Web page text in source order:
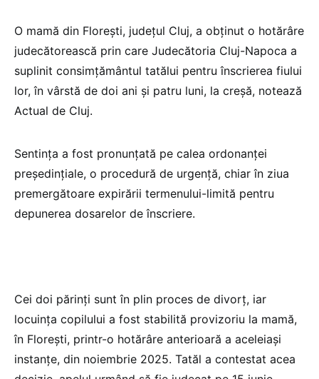
O mamă din Florești, județul Cluj, a obținut o hotărâre
judecătorească prin care Judecătoria Cluj-Napoca a
suplinit consimțământul tatălui pentru înscrierea fiului
lor, în vârstă de doi ani și patru luni, la creșă, notează
Actual de Cluj.
Sentința a fost pronunțată pe calea ordonanței
președințiale, o procedură de urgență, chiar în ziua
premergătoare expirării termenului-limită pentru
depunerea dosarelor de înscriere.
Cei doi părinți sunt în plin proces de divorț, iar
locuința copilului a fost stabilită provizoriu la mamă,
în Florești, printr-o hotărâre anterioară a aceleiași
instanțe, din noiembrie 2025. Tatăl a contestat acea